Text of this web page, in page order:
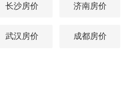
长沙房价 济南房价
武汉房价 成都房价